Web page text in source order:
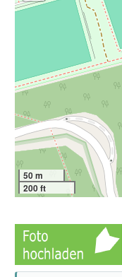
50 m
200 ft